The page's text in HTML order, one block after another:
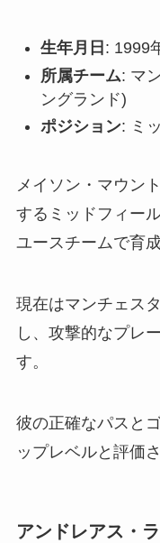
生年月日 : 1999
所属チーム: マ
ングランド)
ポジション: ミ
メイソン・マウン
するミッドフィー
ユースチームで育
現在はマンチェス
し、攻撃的なプレ
す。
彼の正確なパスと
ップレベルと評価
アンドレアス・